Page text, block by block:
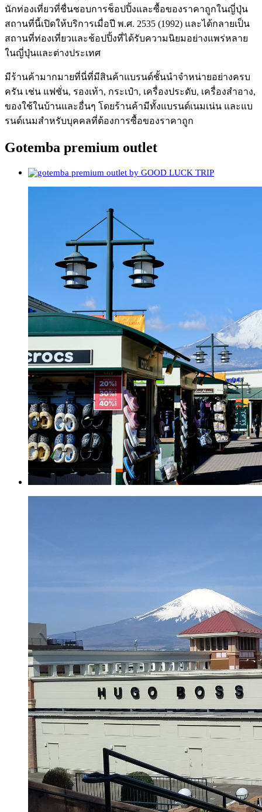
นักท่องเที่ยวที่ชื่นชอบการช็อปปิ้งและซื้อของราคาถูกในญี่ปุ่น
สถานที่นี้เปิดให้บริการเมื่อปี พ.ศ. 2535 (1992) และได้กลายเป็น
สถานที่ท่องเที่ยวและช้อปปิ้งที่ได้รับความนิยมอย่างแพร่หลาย
ในญี่ปุ่นและต่างประเทศ
มีร้านค้ามากมายที่นี่ที่มีสินค้าแบรนด์ชั้นนำจำหน่ายอย่างครบ
ครัน เช่น แฟชั่น, รองเท้า, กระเป๋า, เครื่องประดับ, เครื่องสำอาง,
ของใช้ในบ้านและอื่นๆ โดยร้านค้ามีทั้งแบรนด์เนมเน่น และแบ
รนด์เนมสำหรับบุคคลที่ต้องการซื้อของราคาถูก
Gotemba premium outlet